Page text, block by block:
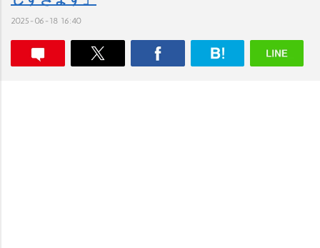
2025-06-18 16:40